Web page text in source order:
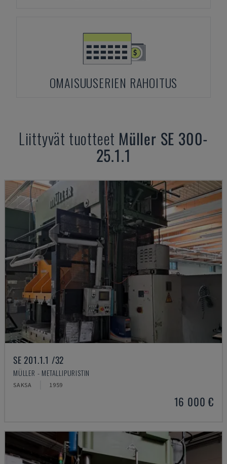
OMAISUUSERIEN RAHOITUS
Liittyvät tuotteet Müller SE 300-
25.1.1
SE 201.1.1 /32
MÜLLER - METALLIPURISTIN
SAKSA 1959
16 000 €